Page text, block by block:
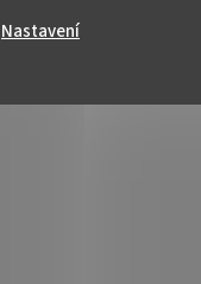
Nastavení